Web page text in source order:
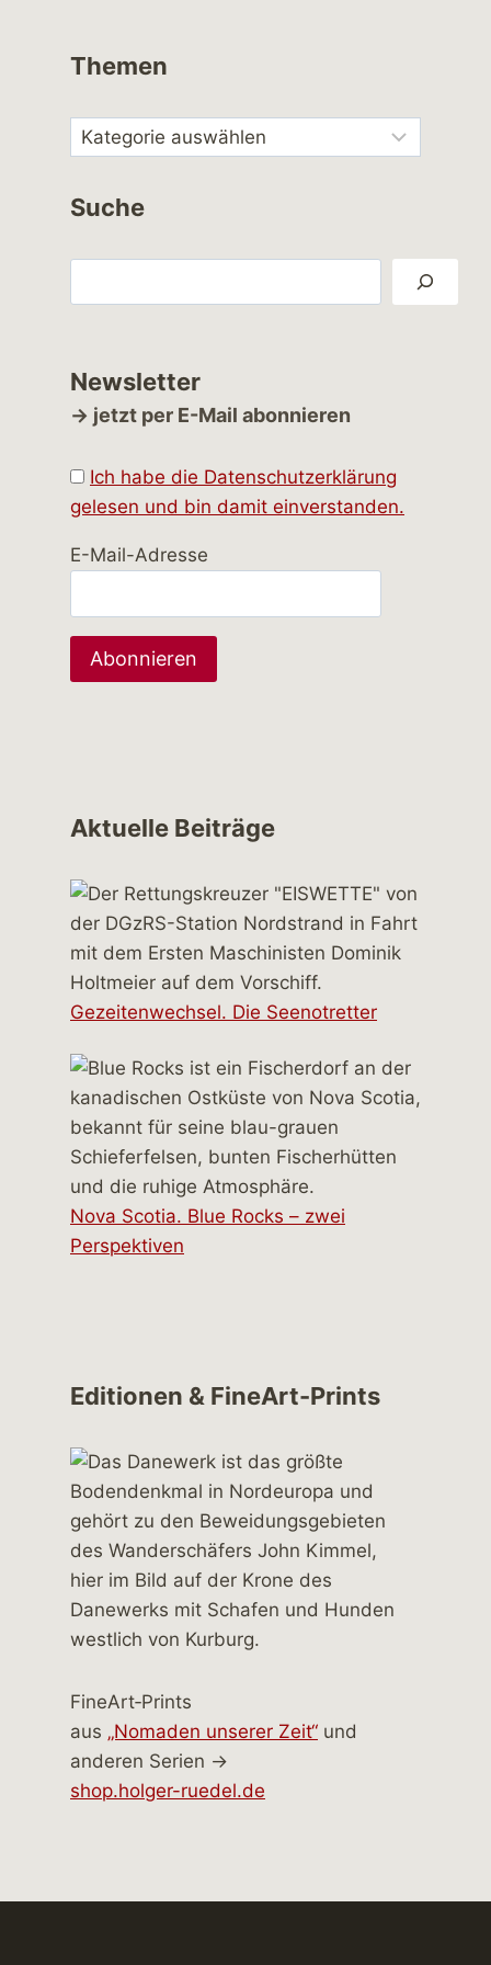
Themen
Suche
Newsletter
→ jetzt per E-Mail abonnieren
Ich habe die Datenschutzerklärung
gelesen und bin damit einverstanden.
E-Mail-Adresse
Aktuelle Beiträge
Gezeitenwechsel. Die Seenotretter
Nova Scotia. Blue Rocks – zwei
Perspektiven
Editionen & FineArt-Prints
FineArt‑Prints
aus „Nomaden unserer Zeit“ und
anderen Serien →
shop.holger-ruedel.de